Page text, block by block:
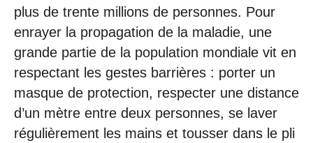
plus de trente millions de personnes. Pour
enrayer la propagation de la maladie, une
grande partie de la population mondiale vit en
respectant les gestes barrières : porter un
masque de protection, respecter une distance
d’un mètre entre deux personnes, se laver
régulièrement les mains et tousser dans le pli